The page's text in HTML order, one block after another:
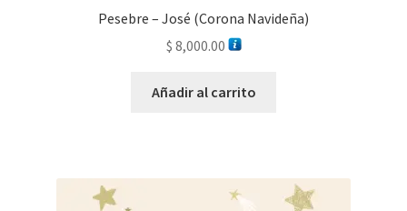
Pesebre – José (Corona Navideña)
$ 8,000.00
Añadir al carrito